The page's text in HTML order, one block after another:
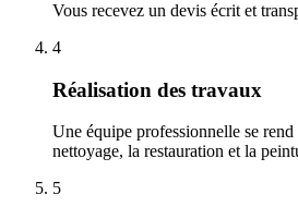
Vous recevez un devis écrit et
4
Réalisation des travaux
Une équipe professionnelle se
nettoyage, la restauration et la
5